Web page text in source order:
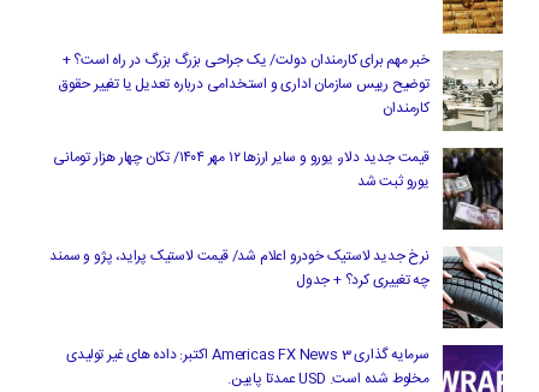
خبر مهم برای کارمندان دولت/ یک جراحی بزرگ بزرگ در راه است؟ +
توضیح رییس سازمان اداری و استخدامی درباره تعدیل یا تغییر حقوق
کارمندان
قیمت جدید دلار، یورو و سایر ارزها ۱۲ مهر ۱۴۰۴/ تکان چهار هزار تومانی
یورو ثبت شد
نرخ جدید لاستیک خودرو اعلام شد/ قیمت لاستیک پراید، پژو و سمند
چه تغییری کرد؟ + جدول
سرمایه گذاری Americas FX News 3 اکتبر: داده های غیر تولیدی
مخلوط شده است. USD عمدتا پایین.